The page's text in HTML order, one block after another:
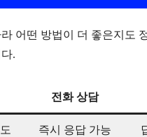
어떤 방법이 더 좋은지도
.
전화 상담
즉시 응답 가능